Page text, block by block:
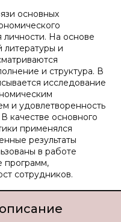
основных
На основе
литературы и
и структура. В
исследование
и удовлетворенность
качестве основного
применялся
результаты
в работе
программ,
сотрудников.